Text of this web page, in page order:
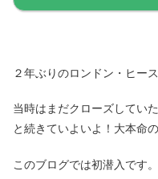
２年ぶりのロンドン・ヒース
当時はまだクローズしてい
と続きていよいよ！大本命の
このブログでは初潜入です。